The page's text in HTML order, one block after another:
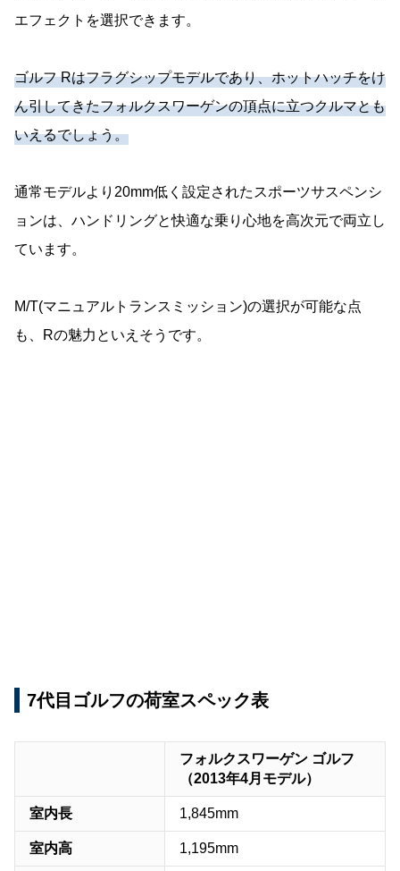
エフェクトを選択できます。
ゴルフ Rはフラグシップモデルであり、ホットハッチをけ
ん引してきたフォルクスワーゲンの頂点に立つクルマとも
いえるでしょう。
通常モデルより20mm低く設定されたスポーツサスペンシ
ョンは、ハンドリングと快適な乗り心地を高次元で両立し
ています。
M/T(マニュアルトランスミッション)の選択が可能な点
も、Rの魅力といえそうです。
7代目ゴルフの荷室スペック表
フォルクスワーゲン ゴルフ
（2013年4月モデル）
室内長 1,845mm
室内高 1,195mm